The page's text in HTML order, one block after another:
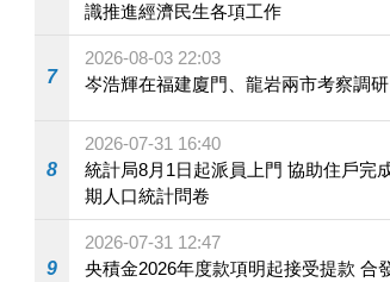
識推進經濟民生各項工作
7
2026-08-03 22:03
岑浩輝在福建廈門、龍岩兩市考察調研
8
2026-07-31 16:40
統計局8月1日起派員上門 協助住戶完成2026 中
期人口統計問卷
9
2026-07-31 12:47
央積金2026年度款項明起接受提款 合發放條件